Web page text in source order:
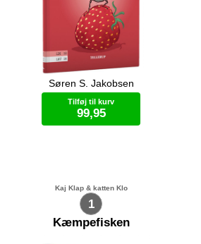
Ole er sulten. Der er lækker mad i
Oles køkken. Men Ole kan lugte
noget rigtig godt.
Søren S. Jakobsen
Tilføj til kurv
99,95
1
Kaj Klap & katten Klo
Kæmpefisken